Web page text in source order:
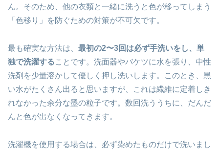
ん。そのため、他の衣類と一緒に洗うと色が移ってしまう
「色移り」を防ぐための対策が不可欠です。
最も確実な方法は、 最初の2〜3回は必ず手洗いをし、単
独で洗濯することです。洗面器やバケツに水を張り、中性
洗剤を少量溶かして優しく押し洗いします。このとき、黒
い水がたくさん出ると思いますが、これは繊維に定着しき
れなかった余分な墨の粒子です。数回洗ううちに、だんだ
んと色が出なくなってきます。
洗濯機を使用する場合は、必ず染めたものだけで洗いまし